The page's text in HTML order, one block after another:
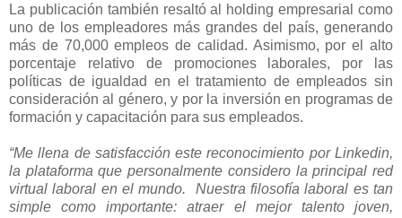
La publicación también resaltó al holding empresarial como
uno de los empleadores más grandes del país, generando
más de 70,000 empleos de calidad. Asimismo, por el alto
porcentaje relativo de promociones laborales, por las
políticas de igualdad en el tratamiento de empleados sin
consideración al género, y por la inversión en programas de
formación y capacitación para sus empleados.
“Me llena de satisfacción este reconocimiento por Linkedin,
la plataforma que personalmente considero la principal red
virtual laboral en el mundo. Nuestra filosofía laboral es tan
simple como importante: atraer el mejor talento joven,